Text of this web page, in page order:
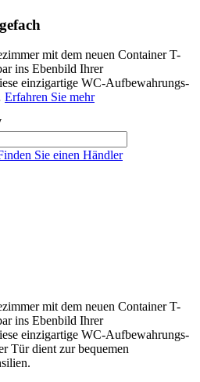
mit dem neuen Container T-
ins Ebenbild Ihrer
einzigartige WC-Aufbewahrungs-
Erfahren Sie mehr
Sie einen Händler
mit dem neuen Container T-
ins Ebenbild Ihrer
einzigartige WC-Aufbewahrungs-
Tür dient zur bequemen